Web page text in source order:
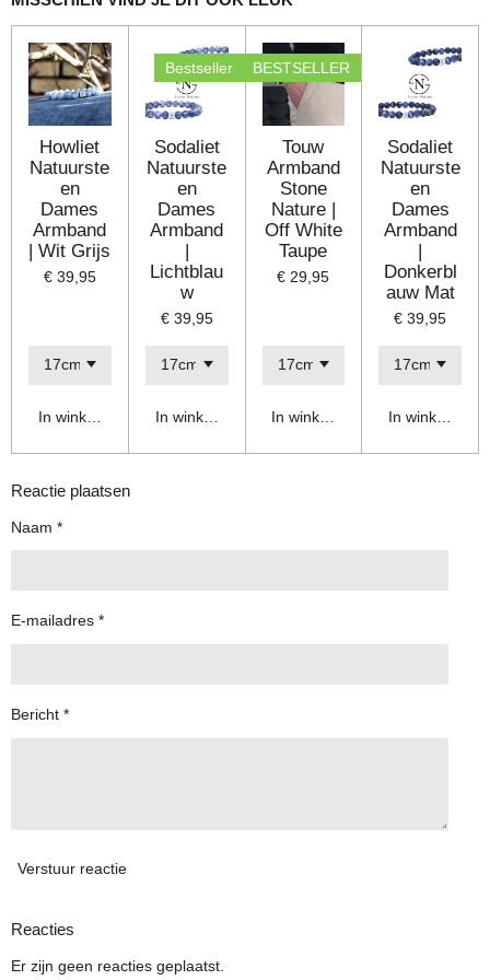
Howliet
Natuurste
en
Dames
Armband
| Wit Grijs
€ 39,95
In winkelwagen
Bestseller
Sodaliet
Natuurste
en
Dames
Armband
|
Lichtblau
w
€ 39,95
In winkelwagen
BESTSELLER
Touw
Armband
Stone
Nature |
Off White
Taupe
€ 29,95
In winkelwagen
Sodaliet
Natuurste
en
Dames
Armband
|
Donkerbl
auw Mat
€ 39,95
In
Reactie plaatsen
Naam *
E-mailadres *
Bericht *
Verstuur reactie
Reacties
Er zijn geen reacties geplaatst.